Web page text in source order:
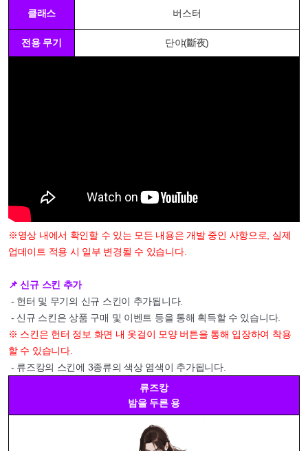
클래스 버스터
전용 무기 단야(斷夜)
※영상 내에서 확인할 수 있는 모든 내용은 개발 중인 사항으로, 실제
업데이트 적용 시 일부 변경될 수 있습니다.
📌 신규 스킨 추가
- 헌터 및 무기의 신규 스킨이 추가됩니다.
- 신규 스킨은 상품 구매 및 이벤트 등을 통해 획득할 수 있습니다.
※ 스킨은 헌터 정보 화면 내 옷걸이 모양 버튼을 통해 입장하여 착용
할 수 있습니다.
- 류즈캉의 스킨에 3종류의 색상 염색이 추가됩니다.
류즈캉
밤을 두른 용